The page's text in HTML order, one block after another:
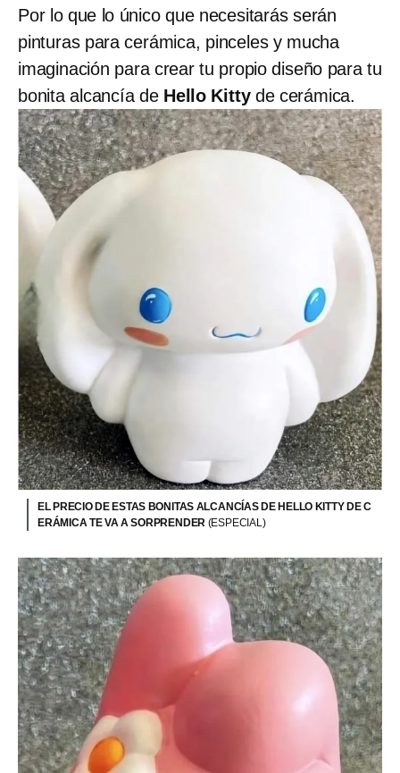
Por lo que lo único que necesitarás serán
pinturas para cerámica, pinceles y mucha
imaginación para crear tu propio diseño para tu
bonita alcancía de Hello Kitty de cerámica.
EL PRECIO DE ESTAS BONITAS ALCANCÍAS DE HELLO KITTY DE C
ERÁMICA TE VA A SORPRENDER (ESPECIAL)